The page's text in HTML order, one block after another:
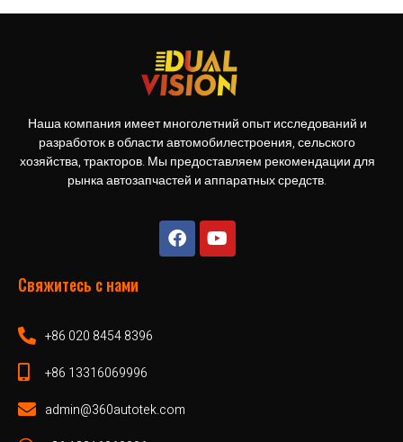
Наша компания имеет многолетний опыт исследований и
разработок в области автомобилестроения, сельского
хозяйства, тракторов. Мы предоставляем рекомендации для
рынка автозапчастей и аппаратных средств.
Свяжитесь с нами
+86 020 8454 8396
+86 13316069996
admin@360autotek.com